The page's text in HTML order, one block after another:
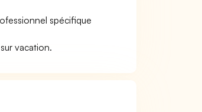
spécifique
vacation.